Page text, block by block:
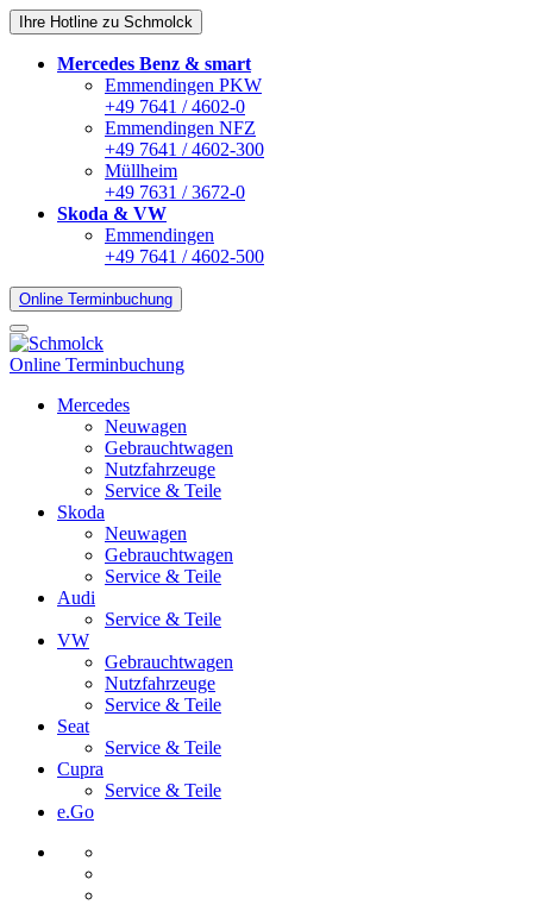
Ihre Hotline zu Schmolck
Mercedes Benz & smart
Emmendingen PKW
+49 7641 / 4602-0
Emmendingen NFZ
+49 7641 / 4602-300
Müllheim
+49 7631 / 3672-0
Skoda & VW
Emmendingen
+49 7641 / 4602-500
Online Terminbuchung
Online Terminbuchung
Mercedes
Neuwagen
Gebrauchtwagen
Nutzfahrzeuge
Service & Teile
Skoda
Neuwagen
Gebrauchtwagen
Service & Teile
Audi
Service & Teile
VW
Gebrauchtwagen
Nutzfahrzeuge
Service & Teile
Seat
Service & Teile
Cupra
Service & Teile
e.Go